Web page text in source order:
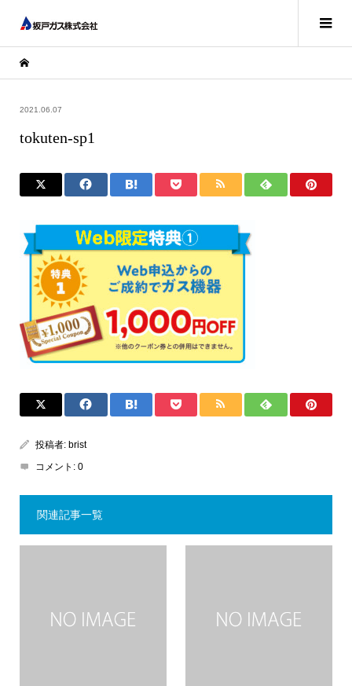
2021.06.07
tokuten-sp1
投稿者: brist
コメント: 0
関連記事一覧